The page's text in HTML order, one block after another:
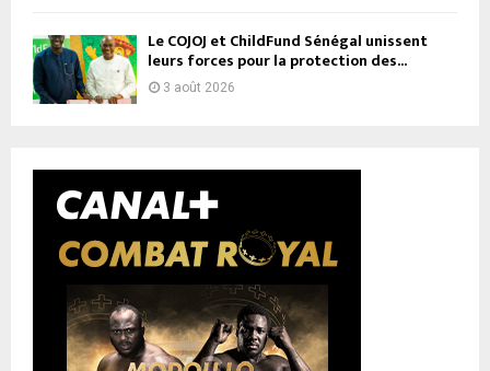
Le COJOJ et ChildFund Sénégal unissent
leurs forces pour la protection des...
3 août 2026